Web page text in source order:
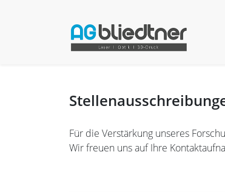
Für die Verstärkung unseres
Wir freuen uns auf Ihre